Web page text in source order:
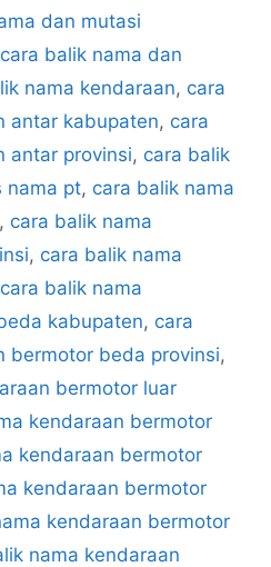
dan mutasi
cara balik nama dan
nama kendaraan, cara
antar kabupaten, cara
antar provinsi, cara balik
nama pt, cara balik nama
, cara balik nama
, cara balik nama
cara balik nama
kabupaten, cara
bermotor beda provinsi,
bermotor luar
kendaraan bermotor
kendaraan bermotor
kendaraan bermotor
kendaraan bermotor
nama kendaraan